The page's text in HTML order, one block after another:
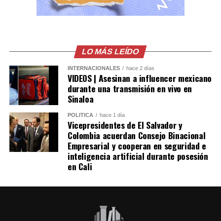
detectar las operaciones ilegales.
millones de dólares para Pemex al cierre del segundo
trimestre, cifra que representa un incremento del 20 %
en comparación con el mismo período de 2025.
Como antecedente, recordaron que una toma
clandestina en un ducto de Pemex provocó una
explosión en 2019, en el estado de Hidalgo, dejando un
saldo de 137 personas fallecidas.
LO MÁS LEÍDO
INTERNACIONALES hace 2 días
VIDEOS | Asesinan a influencer mexicano
durante una transmisión en vivo en
Sinaloa
POLÍTICA hace 1 día
Vicepresidentes de El Salvador y
Colombia acuerdan Consejo Binacional
Empresarial y cooperan en seguridad e
inteligencia artificial durante posesión
en Cali